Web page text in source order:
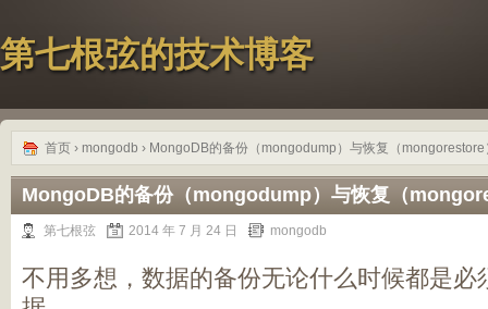
第七根弦的技术博客
首页 › mongodb › MongoDB的备份（mongodump）与恢复（mongorestore
MongoDB的备份（mongodump）与恢复（
第七根弦 2014 年 7 月 24 日 mongodb
不用多想，数据的备份无论什么时候都是必